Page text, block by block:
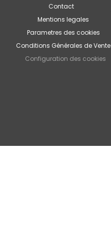
Contact
Mentions legales
Parametres des cookies
Conditions Générales de Vente
Configuration des cookies